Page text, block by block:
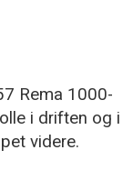
Rema 1000-
i driften og i
videre.